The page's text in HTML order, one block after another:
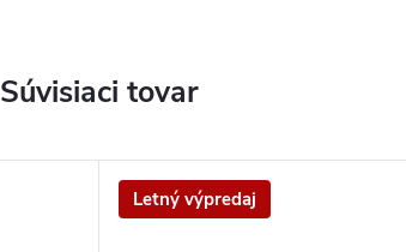
Súvisiaci tovar
Letný výpredaj